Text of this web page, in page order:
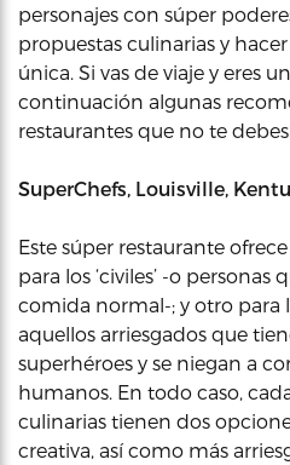
personajes con súper
propuestas culinarias y
única. Si vas de viaje y eres
continuación algunas
restaurantes que no te
SuperChefs, Louisville,
Este súper restaurante
para los ‘civiles’ -o
comida normal-; y otro para
aquellos arriesgados que
superhéroes y se niegan a
humanos. En todo caso,
culinarias tienen dos
creativa, así como más